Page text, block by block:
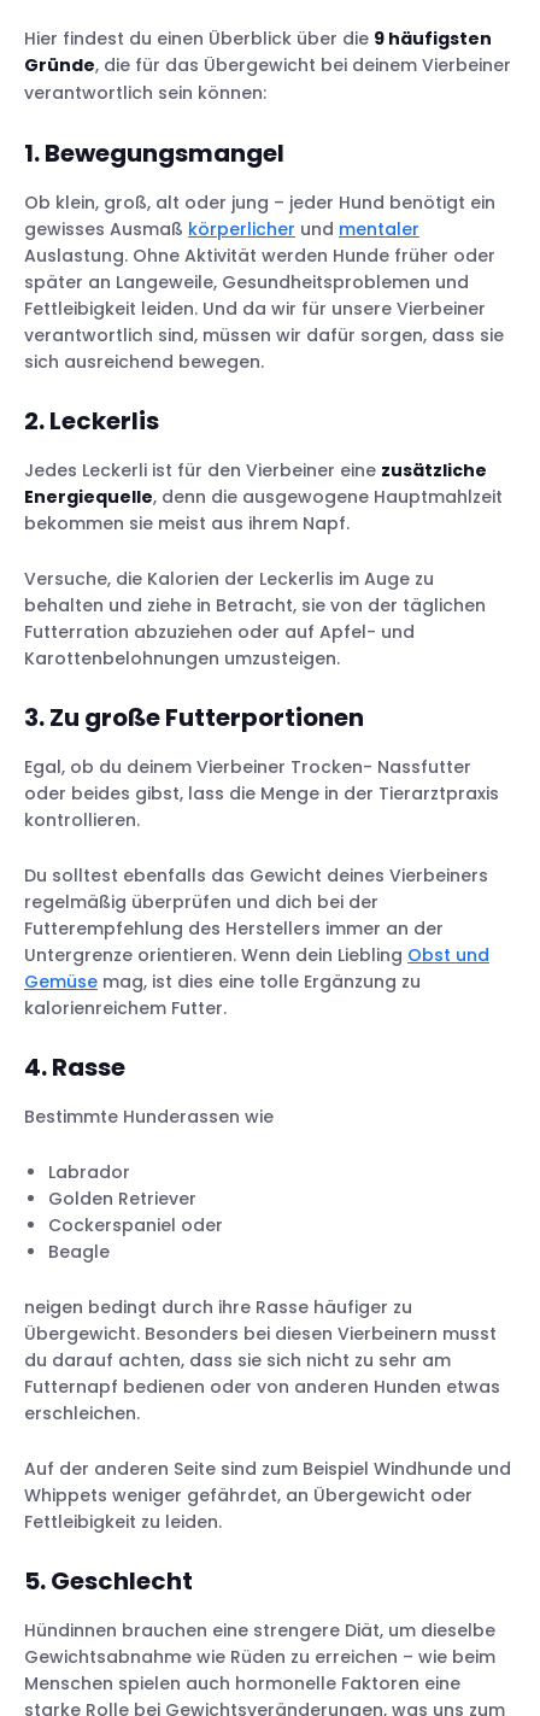
Hier findest du einen Überblick über die 9 häufigsten
Gründe, die für das Übergewicht bei deinem Vierbeiner
verantwortlich sein können:
1. Bewegungsmangel
Ob klein, groß, alt oder jung – jeder Hund benötigt ein
gewisses Ausmaß körperlicher und mentaler
Auslastung. Ohne Aktivität werden Hunde früher oder
später an Langeweile, Gesundheitsproblemen und
Fettleibigkeit leiden. Und da wir für unsere Vierbeiner
verantwortlich sind, müssen wir dafür sorgen, dass sie
sich ausreichend bewegen.
2.Leckerlis
Jedes Leckerli ist für den Vierbeiner eine zusätzliche
Energiequelle, denn die ausgewogene Hauptmahlzeit
bekommen sie meist aus ihrem Napf.
Versuche, die Kalorien der Leckerlis im Auge zu
behalten und ziehe in Betracht, sie von der täglichen
Futterration abzuziehen oder auf Apfel- und
Karottenbelohnungen umzusteigen.
3. Zu große Futterportionen
Egal, ob du deinem Vierbeiner Trocken- Nassfutter
oder beides gibst, lass die Menge in der Tierarztpraxis
kontrollieren.
Du solltest ebenfalls das Gewicht deines Vierbeiners
regelmäßig überprüfen und dich bei der
Futterempfehlung des Herstellers immer an der
Untergrenze orientieren. Wenn dein Liebling Obst und
Gemüse mag, ist dies eine tolle Ergänzung zu
kalorienreichem Futter.
4. Rasse
Bestimmte Hunderassen wie
Labrador
Golden Retriever
Cockerspaniel oder
Beagle
neigen bedingt durch ihre Rasse häufiger zu
Übergewicht. Besonders bei diesen Vierbeinern musst
du darauf achten, dass sie sich nicht zu sehr am
Futternapf bedienen oder von anderen Hunden etwas
erschleichen.
Auf der anderen Seite sind zum Beispiel Windhunde und
Whippets weniger gefährdet, an Übergewicht oder
Fettleibigkeit zu leiden.
5. Geschlecht
Hündinnen brauchen eine strengere Diät, um dieselbe
Gewichtsabnahme wie Rüden zu erreichen – wie beim
Menschen spielen auch hormonelle Faktoren eine
starke Rolle bei Gewichtsveränderungen, was uns zum